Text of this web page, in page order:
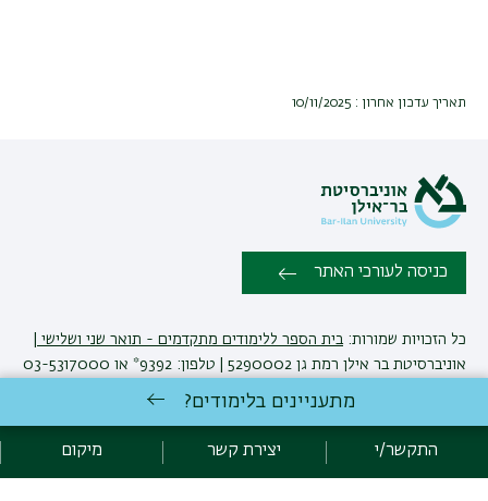
תאריך עדכון אחרון : 10/11/2025
כניסה לעורכי האתר
כל הזכויות שמורות: בית הספר ללימודים מתקדמים - תואר שני ושלישי
אוניברסיטת בר אילן רמת גן 5290002 | טלפון: 9392* או 03-5317000
פיתוח:אגף תקשוב, אוניברסיטת בר-אילן
הצהרת נגישות
מדיניות פרטיות
מתעניינים בלימודים?
התקשר/י יצירת קשר מיקום